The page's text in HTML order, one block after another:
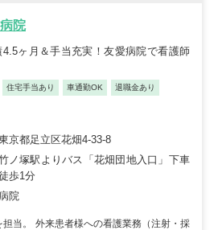
院
ヶ月＆手当充実！友愛病院で看護師
住宅手当あり 車通勤OK 退職金あり
京都足立区花畑4-33-8
ノ塚駅よりバス「花畑団地入口」下車
歩1分
院
当。 外来患者様への看護業務（注射・採